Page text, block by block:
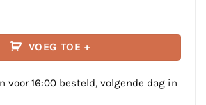
VOEG TOE +
voor 16:00 besteld, volgende dag in